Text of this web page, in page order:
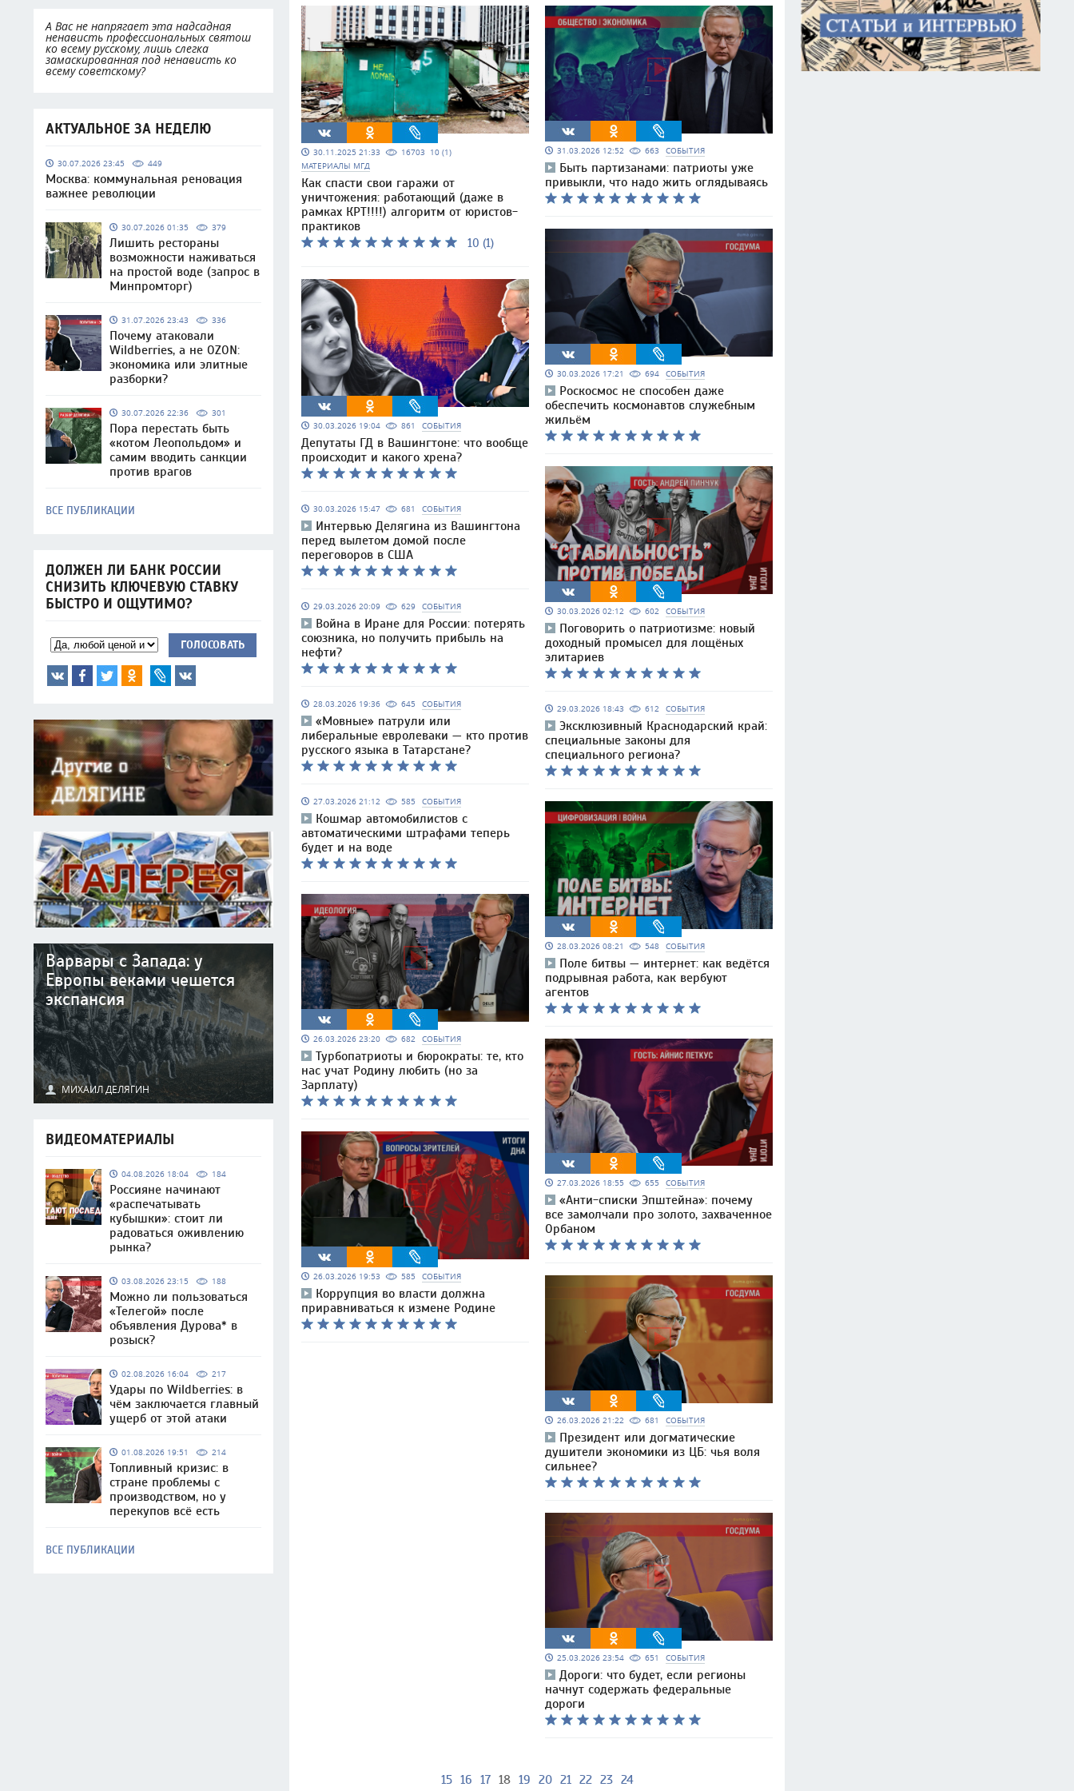
А Вас не напрягает эта надсадная
ненависть профессиональных святош
ко всему русскому, лишь слегка
замаскированная под ненависть ко
всему советскому?
АКТУАЛЬНОЕ ЗА НЕДЕЛЮ
30.07.2026 23:45 449
Москва: коммунальная реновация
важнее революции
30.07.2026 01:35 379
Лишить рестораны
возможности наживаться
на простой воде (запрос в
Минпромторг)
31.07.2026 23:43 336
Почему атаковали
Wildberries, а не OZON:
экономика или элитные
разборки?
30.07.2026 22:36 301
Пора перестать быть
«котом Леопольдом» и
самим вводить санкции
против врагов
ВСЕ ПУБЛИКАЦИИ
ДОЛЖЕН ЛИ БАНК РОССИИ
СНИЗИТЬ КЛЮЧЕВУЮ СТАВКУ
БЫСТРО И ОЩУТИМО?
ГОЛОСОВАТЬ
Варвары с Запада: у
Европы веками чешется
экспансия
МИХАИЛ ДЕЛЯГИН
ВИДЕОМАТЕРИАЛЫ
04.08.2026 18:04 184
Россияне начинают
«распечатывать
кубышки»: стоит ли
радоваться оживлению
рынка?
03.08.2026 23:15 188
Можно ли пользоваться
«Телегой» после
объявления Дурова* в
розыск?
02.08.2026 16:04 217
Удары по Wildberries: в
чём заключается главный
ущерб от этой атаки
01.08.2026 19:51 214
Топливный кризис: в
стране проблемы с
производством, но у
перекупов всё есть
ВСЕ ПУБЛИКАЦИИ
30.11.2025 21:33 16703 10 (1)
МАТЕРИАЛЫ МГД
Как спасти свои гаражи от
уничтожения: работающий (даже в
рамках КРТ!!!!) алгоритм от юристов-
практиков
10 (1)
30.03.2026 19:04 861 СОБЫТИЯ
Депутаты ГД в Вашингтоне: что вообще
происходит и какого хрена?
30.03.2026 15:47 681 СОБЫТИЯ
Интервью Делягина из Вашингтона
перед вылетом домой после
переговоров в США
29.03.2026 20:09 629 СОБЫТИЯ
Война в Иране для России: потерять
союзника, но получить прибыль на
нефти?
28.03.2026 19:36 645 СОБЫТИЯ
«Мовные» патрули или
либеральные евролеваки — кто против
русского языка в Татарстане?
27.03.2026 21:12 585 СОБЫТИЯ
Кошмар автомобилистов с
автоматическими штрафами теперь
будет и на воде
26.03.2026 23:20 682 СОБЫТИЯ
Турбопатриоты и бюрократы: те, кто
нас учат Родину любить (но за
Зарплату)
26.03.2026 19:53 585 СОБЫТИЯ
Коррупция во власти должна
приравниваться к измене Родине
31.03.2026 12:52 663 СОБЫТИЯ
Быть партизанами: патриоты уже
привыкли, что надо жить оглядываясь
30.03.2026 17:21 694 СОБЫТИЯ
Роскосмос не способен даже
обеспечить космонавтов служебным
жильём
30.03.2026 02:12 602 СОБЫТИЯ
Поговорить о патриотизме: новый
доходный промысел для лощёных
элитариев
29.03.2026 18:43 612 СОБЫТИЯ
Эксклюзивный Краснодарский край:
специальные законы для
специального региона?
28.03.2026 08:21 548 СОБЫТИЯ
Поле битвы — интернет: как ведётся
подрывная работа, как вербуют
агентов
27.03.2026 18:55 655 СОБЫТИЯ
«Анти-списки Эпштейна»: почему
все замолчали про золото, захваченное
Орбаном
26.03.2026 21:22 681 СОБЫТИЯ
Президент или догматические
душители экономики из ЦБ: чья воля
сильнее?
25.03.2026 23:54 651 СОБЫТИЯ
Дороги: что будет, если регионы
начнут содержать федеральные
дороги
15 16 17 18 19 20 21 22 23 24